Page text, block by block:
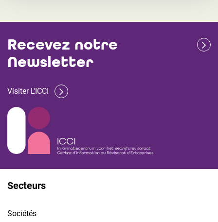
Recevez notre
Newsletter
Visiter L'ICCI
Secteurs
Sociétés